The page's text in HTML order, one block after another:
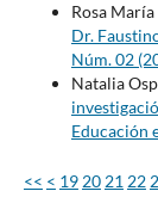
Rosa
Dr.
Núm. 02
Natalia
Educación
<< < 19 20 21 22